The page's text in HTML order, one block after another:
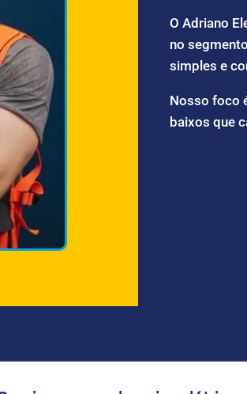
O Adriano
no
simples e
Nosso foco
baixos que